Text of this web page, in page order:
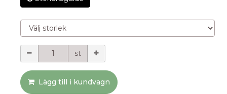
Välj storlek
Mängd
st
Lägg till i kundvagn